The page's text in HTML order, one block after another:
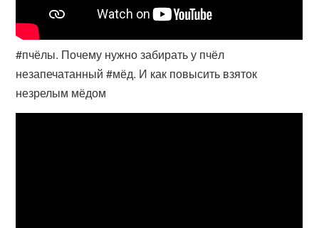
#пчёлы. Почему нужно забирать у пчёл
незапечатанный #мёд. И как повысить взяток
незрелым мёдом